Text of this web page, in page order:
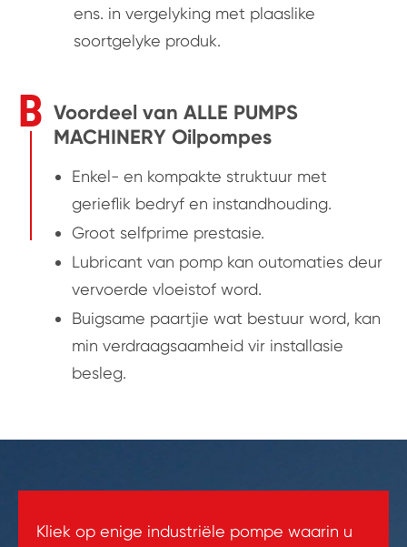
ens. in vergelyking met plaaslike
soortgelyke produk.
B Voordeel van ALLE PUMPS
MACHINERY Oilpompes
Enkel- en kompakte struktuur met
gerieflik bedryf en instandhouding.
Groot selfprime prestasie.
Lubricant van pomp kan outomaties deur
vervoerde vloeistof word.
Buigsame paartjie wat bestuur word, kan
min verdraagsaamheid vir installasie
besleg.
Kliek op enige industriële pompe waarin u